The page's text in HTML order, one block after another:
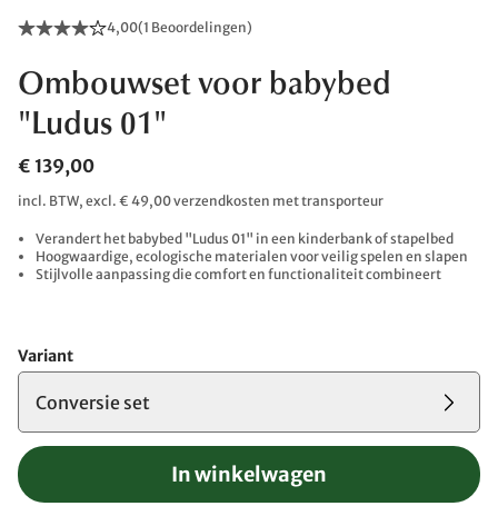
4,00(1 Beoordelingen)
Ombouwset voor babybed
"Ludus 01"
€ 139,00
incl. BTW, excl. € 49,00 verzendkosten met transporteur
Verandert het babybed "Ludus 01" in een kinderbank of stapelbed
Hoogwaardige, ecologische materialen voor veilig spelen en slapen
Stijlvolle aanpassing die comfort en functionaliteit combineert
Variant
Conversie set
In winkelwagen